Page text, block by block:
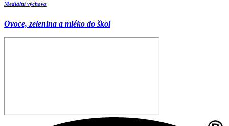
Mediální výchova
Ovoce, zelenina a mléko do škol